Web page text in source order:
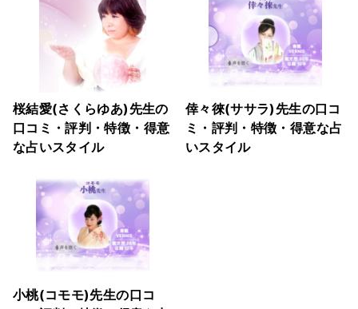
桜結愛(さくらゆあ)先生の
口コミ・評判・特徴・得意
な占いスタイル
倖々徠(ササラ)先生の口コ
ミ・評判・特徴・得意な占
いスタイル
小桃(コモモ)先生の口コ